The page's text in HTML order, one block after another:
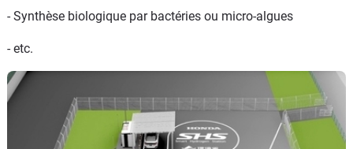
- Synthèse biologique par bactéries ou micro-algues
- etc.